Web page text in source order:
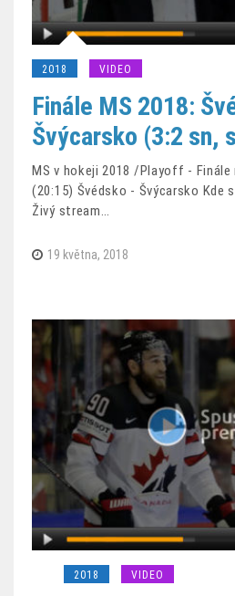
2018 VIDEO
Finále MS 2018:
Švýcarsko (3:2 sn,
MS v hokeji 2018 /Playoff - Finále
(20:15) Švédsko - Švýcarsko Kde
Živý stream…
19 května, 2018
2018 VIDEO